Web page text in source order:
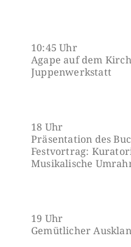
10:45 Uhr
Agape auf dem
Juppenwerkstatt
18 Uhr
Präsentation des
Festvortrag:
Musikalische
19 Uhr
Gemütlicher